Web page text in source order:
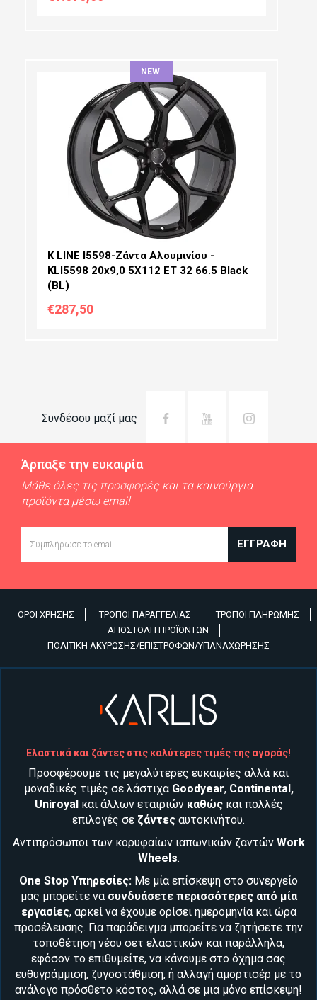
K LINE I5598-Ζάντα Αλουμινίου -
KLI5598 20x9,0 5X112 ET 32 66.5 Black
(BL)
€287,50
ΔΙΆΜΕΤΡΟΣ:
ΠΛΆΤΟΣ:
PCD SELECTION:
OFFSET:
NEW
Συνδέσου μαζί μας
Άρπαξε την ευκαιρία
Μάθε όλες τις προσφορές και τα καινούργια
προϊόντα μέσω email
ΕΓΓΡΑΦΉ
ΌΡΟΙ ΧΡΉΣΗΣ ΤΡΌΠΟΙ ΠΑΡΑΓΓΕΛΊΑΣ
ΤΡΌΠΟΙ ΠΛΗΡΩΜΉΣ
ΑΠΟΣΤΟΛΉ ΠΡΟΪΌΝΤΩΝ
ΠΟΛΙΤΙΚΉ ΑΚΎΡΩΣΗΣ/ΕΠΙΣΤΡΟΦΏΝ/ΥΠΑΝΑΧΏΡΗΣΗΣ
Ελαστικά και ζάντες στις καλύτερες τιμές της αγοράς!
Προσφέρουμε τις μεγαλύτερες ευκαιρίες αλλά και
μοναδικές τιμές σε λάστιχα Goodyear, Continental,
Uniroyal και άλλων εταιριώνκαθώς και πολλές
επιλογές σε ζάντες αυτοκινήτου.
Αντιπρόσωποι των κορυφαίων ιαπωνικών ζαντών Work
Wheels.
One Stop Υπηρεσίες: Με μία επίσκεψη στο συνεργείο
μας μπορείτε να συνδυάσετε περισσότερες από μία
εργασίες, αρκεί να έχουμε ορίσει ημερομηνία και ώρα
προσέλευσης. Για παράδειγμα μπορείτε να ζητήσετε την
τοποθέτηση νέου σετ ελαστικών και παράλληλα,
εφόσον το επιθυμείτε, να κάνουμε στο όχημα σας
ευθυγράμμιση, ζυγοστάθμιση, ή αλλαγή αμορτισέρ με το
ανάλογο πρόσθετο κόστος, αλλά σε μια μόνο επίσκεψη!